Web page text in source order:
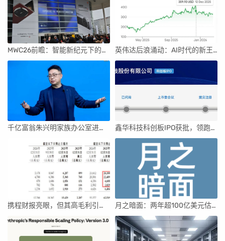
MWC26前瞻：智能新纪元下的科技盛宴 英伟达后浪涌动：AI时代的新王者与隐忧
千亿富翁朱兴明家族办公室进军VC圈 鑫华科技科创板IPO获批，领跑国内半导体材料市场
携程财报亮眼，但其高毛利引发行业争议 月之暗面：两年超100亿美元估值，K2.5引领AI新纪元